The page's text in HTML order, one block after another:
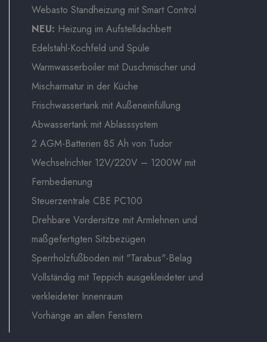
Webasto Standheizung mit Smart Control
NEU: Heizung im Aufstelldachbett
Edelstahl-Kochfeld und Spüle
Warmwasserboiler mit Duschmischer und
Mischarmatur in der Küche
Frischwassertank mit Außeneinfüllung
Abwassertank mit Ablasssystem
2 AGM-Batterien 85 Ah von Tudor
Wechselrichter 12V/220V – 1200W mit
Fernbedienung
Steuerzentrale CBE PC100
Drehbare Vordersitze mit Armlehnen und
maßgefertigten Sitzbezügen
Sperrholzfußboden mit "Tarabus"-Belag
Vollständig mit Teppich ausgekleideter und
verkleideter Innenraum
Vorhänge an allen Fenstern